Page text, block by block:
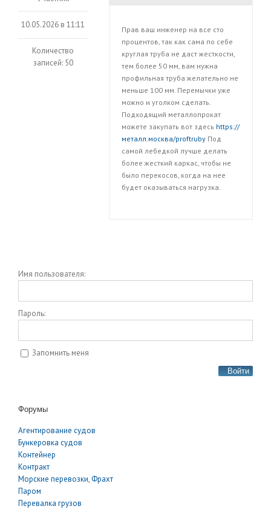
10.05.2026 в 11:11
Количество
записей: 50
Прав ваш инженер на все сто
процентов, так как сама по себе
круглая труба не даст жесткости,
тем более 50 мм, вам нужна
профильная труба желательно не
меньше 100 мм. Перемычки уже
можно и уголком сделать.
Подходящий металлопрокат
можете закупать вот здесь https://
металл.москва/proftruby Под
самой лебедкой лучше делать
более жесткий каркас, чтобы не
было перекосов, когда на нее
будет оказываться нагрузка.
Имя пользователя:
Пароль:
Запомнить меня
Войти
Форумы
Агентирование судов
Бункеровка судов
Контейнер
Контракт
Морские перевозки, Фрахт
Паром
Перевалка грузов